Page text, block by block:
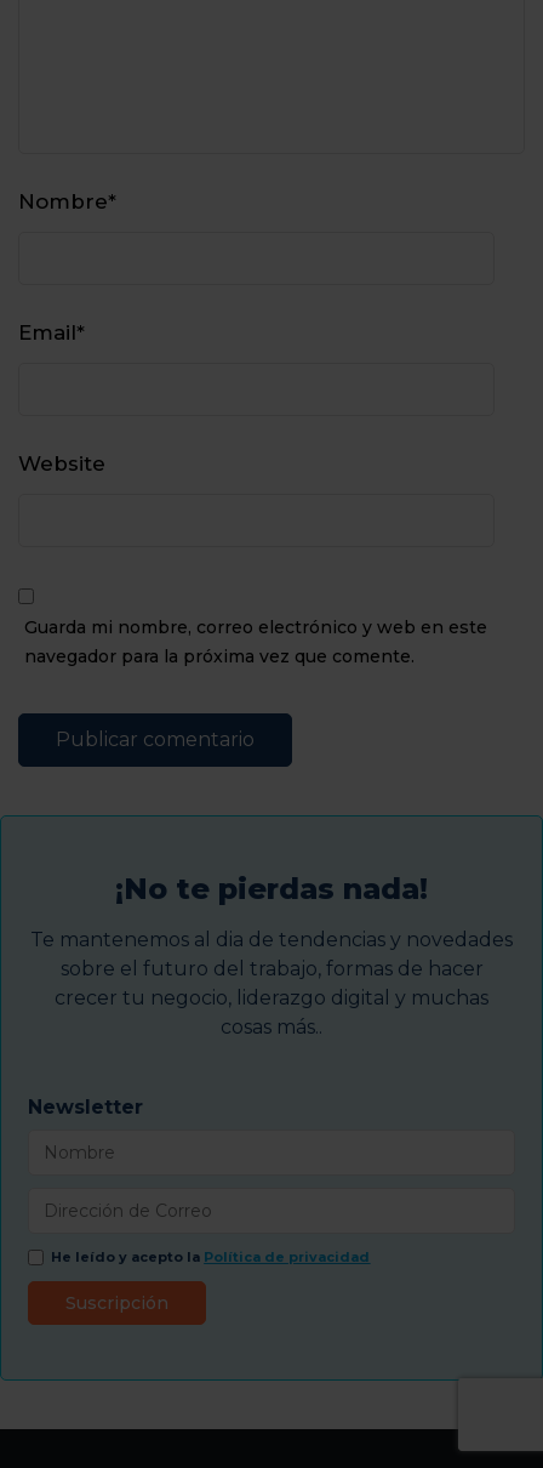
Nombre*
Email*
Website
Guarda mi nombre, correo electrónico y web en este
navegador para la próxima vez que comente.
¡No te pierdas nada!
Te mantenemos al dia de tendencias y novedades
sobre el futuro del trabajo, formas de hacer
crecer tu negocio, liderazgo digital y muchas
cosas más..
Newsletter
He leído y acepto la Política de privacidad